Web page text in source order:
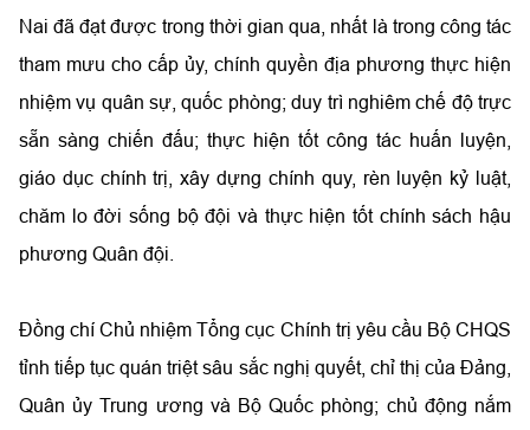
Nai đã đạt được trong thời gian qua, nhất là trong công tác
tham mưu cho cấp ủy, chính quyền địa phương thực hiện
nhiệm vụ quân sự, quốc phòng; duy trì nghiêm chế độ trực
sẵn sàng chiến đấu; thực hiện tốt công tác huấn luyện,
giáo dục chính trị, xây dựng chính quy, rèn luyện kỷ luật,
chăm lo đời sống bộ đội và thực hiện tốt chính sách hậu
phương Quân đội.
Đồng chí Chủ nhiệm Tổng cục Chính trị yêu cầu Bộ CHQS
tỉnh tiếp tục quán triệt sâu sắc nghị quyết, chỉ thị của Đảng,
Quân ủy Trung ương và Bộ Quốc phòng; chủ động nắm